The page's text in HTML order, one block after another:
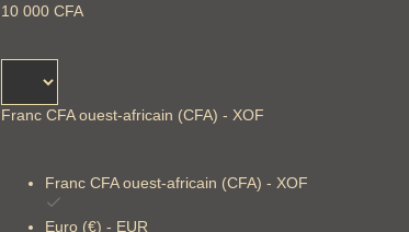
10 000 CFA
Franc CFA ouest-africain (CFA) - XOF
Franc CFA ouest-africain (CFA) - XOF
Euro (€) - EUR